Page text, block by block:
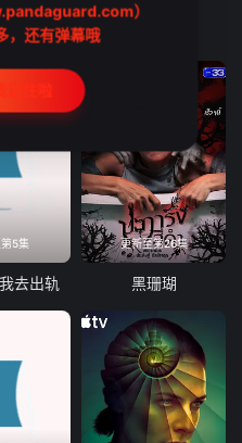
5集
去出轨
更新至第26集
黑珊瑚
）
，还有弹幕哦
住啦